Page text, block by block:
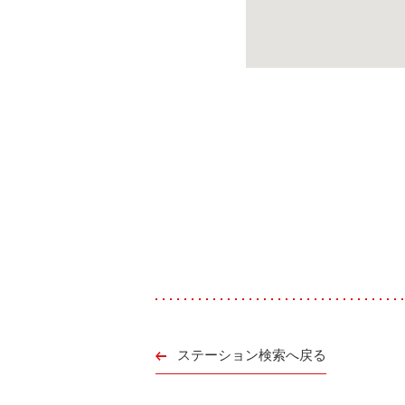
ステーション検索へ戻る